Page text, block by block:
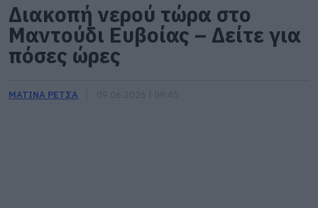
Διακοπή νερού τώρα στο
Μαντούδι Ευβοίας – Δείτε για
πόσες ώρες
ΜΑΤΙΝΑ ΡΕΤΣΑ